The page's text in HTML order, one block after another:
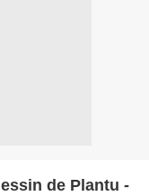
de Plantu -